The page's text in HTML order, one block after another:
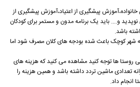
پیشگیری از اعتیاد،آموزش پیشگیری از
و.... باید یک برنامه مدون و مستمر برای کودکان
باشد.
شهر کوچک باعث شده بودجه های کلان مصرف شود اما
روستا ها توجه کنید مشاهده می کنید که هزینه های
تعدادی ماشین تردد داشته باشد و همین هزینه را
انجام داد.